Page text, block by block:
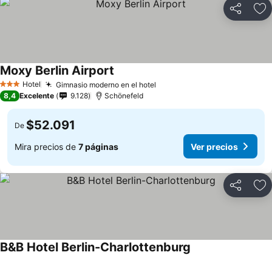
Compartir
3 Estrellas
Hotel Gimnasio moderno en el hotel
Moxy Berlin Airport
8,4 Excelente 9.128 Schönefeld
De $52.091
Mira precios de 7 páginas Ver precios
Compartir
B&B Hotel Berlin-Charlottenburg